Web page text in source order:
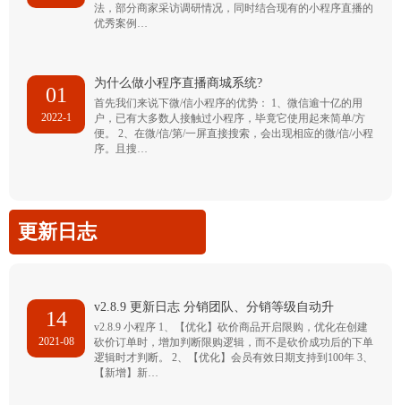
法，部分商家采访调研情况，同时结合现有的小程序直播的
优秀案例…
01
2022-1
为什么做小程序直播商城系统?
首先我们来说下微/信小程序的优势： 1、微信逾十亿的用
户，已有大多数人接触过小程序，毕竟它使用起来简单/方
便。 2、在微/信/第/一屏直接搜索，会出现相应的微/信/小程
序。且搜…
更新日志
14
2021-08
v2.8.9 更新日志 分销团队、分销等级自动升
v2.8.9 小程序 1、【优化】砍价商品开启限购，优化在创建
砍价订单时，增加判断限购逻辑，而不是砍价成功后的下单
逻辑时才判断。 2、【优化】会员有效日期支持到100年 3、
【新增】新…